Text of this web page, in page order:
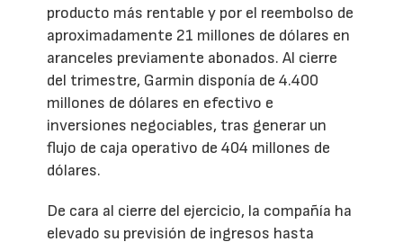
producto más rentable y por el reembolso de
aproximadamente 21 millones de dólares en
aranceles previamente abonados. Al cierre
del trimestre, Garmin disponía de 4.400
millones de dólares en efectivo e
inversiones negociables, tras generar un
flujo de caja operativo de 404 millones de
dólares.
De cara al cierre del ejercicio, la compañía ha
elevado su previsión de ingresos hasta